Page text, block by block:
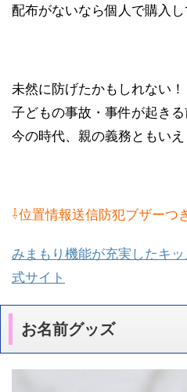
配布がないなら個人で購入し
未然に防げたかもしれない！
子どもの事故・事件が起きる
今の時代、親の義務ともいえ
⇩位置情報送信防犯ブザーつ
みまもり機能が充実したキ
式サイト
お名前グッズ